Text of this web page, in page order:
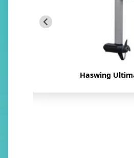
ePropulsion Spirit